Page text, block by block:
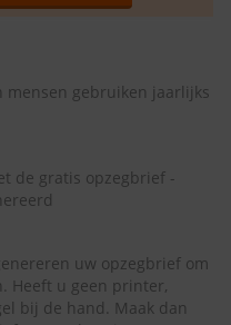
gebruiken jaarlijks
de gratis opzegbrief -
uw opzegbrief om
Heeft u geen printer,
bij de hand. Maak dan